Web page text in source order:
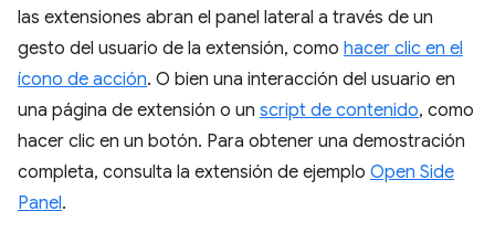
las extensiones abran el panel lateral a través de un
gesto del usuario de la extensión, como hacer clic en el
ícono de acción. O bien una interacción del usuario en
una página de extensión o un script de contenido, como
hacer clic en un botón. Para obtener una demostración
completa, consulta la extensión de ejemplo Open Side
Panel.